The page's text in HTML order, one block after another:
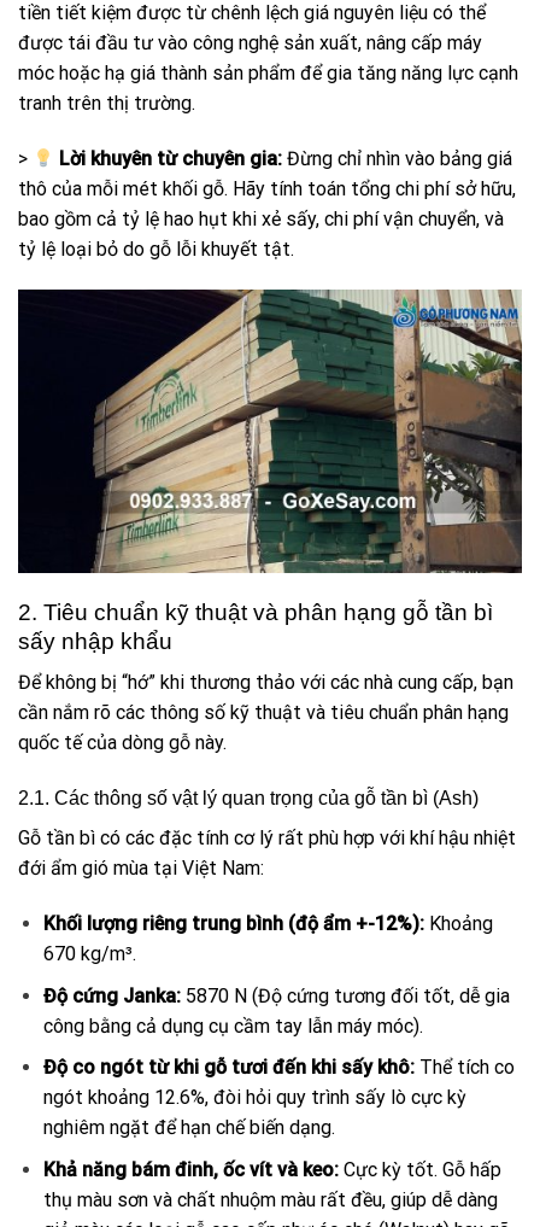
tiền tiết kiệm được từ chênh lệch giá nguyên liệu có thể
được tái đầu tư vào công nghệ sản xuất, nâng cấp máy
móc hoặc hạ giá thành sản phẩm để gia tăng năng lực cạnh
tranh trên thị trường.
> Lời khuyên từ chuyên gia: Đừng chỉ nhìn vào bảng giá
thô của mỗi mét khối gỗ. Hãy tính toán tổng chi phí sở hữu,
bao gồm cả tỷ lệ hao hụt khi xẻ sấy, chi phí vận chuyển, và
tỷ lệ loại bỏ do gỗ lỗi khuyết tật.
2. Tiêu chuẩn kỹ thuật và phân hạng gỗ tần bì
sấy nhập khẩu
Để không bị “hớ” khi thương thảo với các nhà cung cấp, bạn
cần nắm rõ các thông số kỹ thuật và tiêu chuẩn phân hạng
quốc tế của dòng gỗ này.
2.1. Các thông số vật lý quan trọng của gỗ tần bì (Ash)
Gỗ tần bì có các đặc tính cơ lý rất phù hợp với khí hậu nhiệt
đới ẩm gió mùa tại Việt Nam:
Khối lượng riêng trung bình (độ ẩm +-12%):Khoảng
670 kg/m³.
Độ cứng Janka:5870 N (Độ cứng tương đối tốt, dễ gia
công bằng cả dụng cụ cầm tay lẫn máy móc).
Độ co ngót từ khi gỗ tươi đến khi sấy khô:Thể tích co
ngót khoảng 12.6%, đòi hỏi quy trình sấy lò cực kỳ
nghiêm ngặt để hạn chế biến dạng.
Khả năng bám đinh, ốc vít và keo:Cực kỳ tốt. Gỗ hấp
thụ màu sơn và chất nhuộm màu rất đều, giúp dễ dàng